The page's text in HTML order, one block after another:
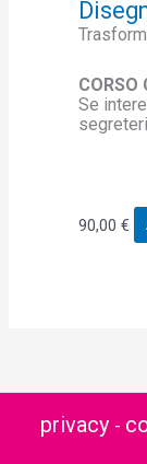
CORSO
Se
90,00 €
privacy -